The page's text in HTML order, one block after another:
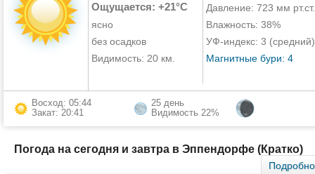
Ощущается: +21°C
ясно
без осадков
Видимость: 20 км.
Давление: 723 мм рт.ст.
Влажность: 38%
УФ-индекс: 3 (средний)
Магнитные бури: 4
Восход: 05:44
Закат: 20:41
25 день
Видимость 22%
Погода на сегодня и завтра в Эппендорфе (Кратко)
Подробно